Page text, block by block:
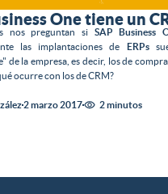
One tiene un
nos preguntan si SAP Business
las implantaciones de ERPs
de la empresa, es decir, los de
ocurre con los de CRM?
2 marzo 2017 2 minutos